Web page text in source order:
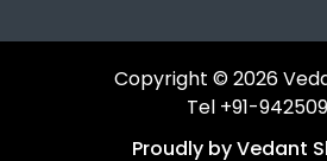
Copyright © 2026
Tel +91-
Proudly by Vedant